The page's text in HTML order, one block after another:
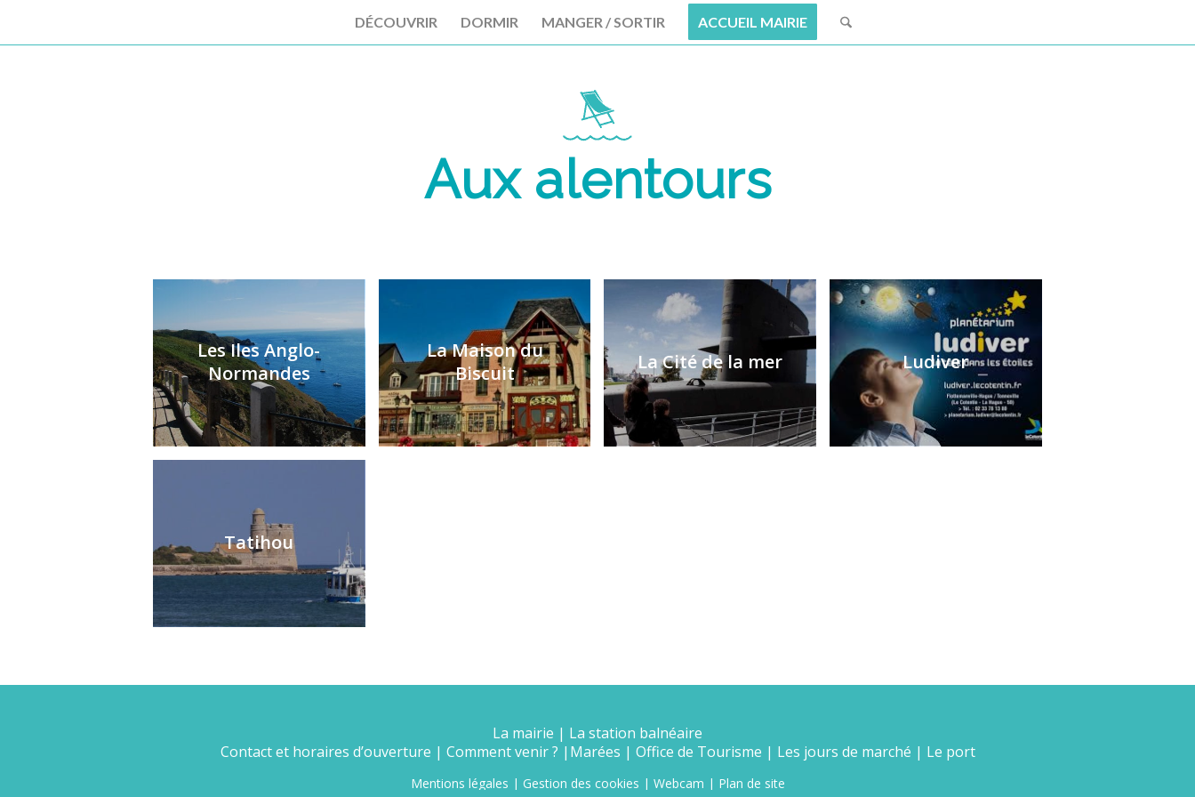
DÉCOUVRIR DORMIR MANGER / SORTIR ACCUEIL MAIRIE
Aux alentours
Les Iles Anglo-
Normandes
La Maison du
Biscuit
La Cité de la mer Ludiver
Tatihou
La mairie | La station balnéaire
Contact et horaires d’ouverture | Comment venir ? | Marées | Office de Tourisme | Les jours de marché | Le port
Mentions légales | Gestion des cookies | Webcam | Plan de site